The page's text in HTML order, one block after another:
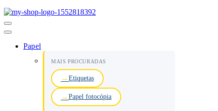
Menu
de
Papel
MAIS PROCURADAS
Etiquetas
Papel fotocópia